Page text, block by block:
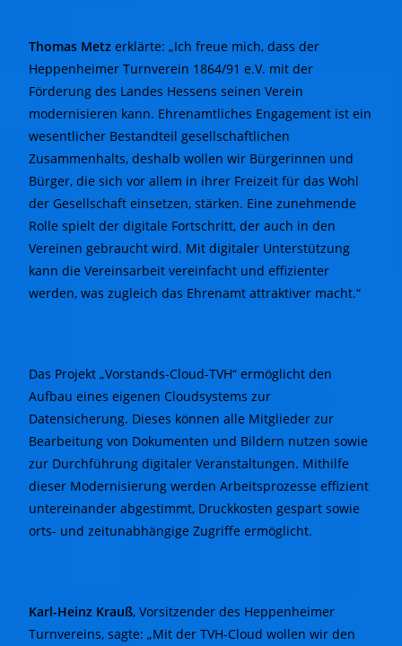
Thomas Metz erklärte: „Ich freue mich, dass der
Heppenheimer Turnverein 1864/91 e.V. mit der
Förderung des Landes Hessens seinen Verein
modernisieren kann. Ehrenamtliches Engagement ist ein
wesentlicher Bestandteil gesellschaftlichen
Zusammenhalts, deshalb wollen wir Bürgerinnen und
Bürger, die sich vor allem in ihrer Freizeit für das Wohl
der Gesellschaft einsetzen, stärken. Eine zunehmende
Rolle spielt der digitale Fortschritt, der auch in den
Vereinen gebraucht wird. Mit digitaler Unterstützung
kann die Vereinsarbeit vereinfacht und effizienter
werden, was zugleich das Ehrenamt attraktiver macht.“
Das Projekt „Vorstands-Cloud-TVH“ ermöglicht den
Aufbau eines eigenen Cloudsystems zur
Datensicherung. Dieses können alle Mitglieder zur
Bearbeitung von Dokumenten und Bildern nutzen sowie
zur Durchführung digitaler Veranstaltungen. Mithilfe
dieser Modernisierung werden Arbeitsprozesse effizient
untereinander abgestimmt, Druckkosten gespart sowie
orts- und zeitunabhängige Zugriffe ermöglicht.
Karl-Heinz Krauß, Vorsitzender des Heppenheimer
Turnvereins, sagte: „Mit der TVH-Cloud wollen wir den